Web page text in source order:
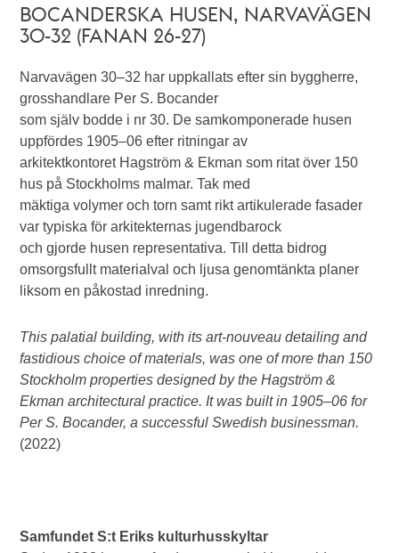
BOCANDERSKA HUSEN, NARVAVÄGEN
30-32 (FANAN 26-27)
Narvavägen 30–32 har uppkallats efter sin byggherre,
grosshandlare Per S. Bocander
som själv bodde i nr 30. De samkomponerade husen
uppfördes 1905–06 efter ritningar av
arkitektkontoret Hagström & Ekman som ritat över 150
hus på Stockholms malmar. Tak med
mäktiga volymer och torn samt rikt artikulerade fasader
var typiska för arkitekternas jugendbarock
och gjorde husen representativa. Till detta bidrog
omsorgsfullt materialval och ljusa genomtänkta planer
liksom en påkostad inredning.
This palatial building, with its art-nouveau detailing and
fastidious choice of materials, was one of more than 150
Stockholm properties designed by the Hagström &
Ekman architectural practice. It was built in 1905–06 for
Per S. Bocander, a successful Swedish businessman.
(2022)
Samfundet S:t Eriks kulturhusskyltar